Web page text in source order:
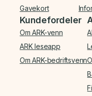
Gavekort
Kundefordeler
Om ARK-venn
ARK leseapp
Om ARK-bedriftsvenn